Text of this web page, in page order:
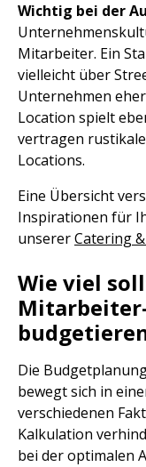
Wichtig bei der
Mitarbeiter. Ein
vielleicht über
Unternehmen
Location spielt
vertragen
Locations.
Eine Übersicht
Inspirationen für
unsererCatering
Wie viel
Die
bewegt sich in
verschiedenen
Kalkulation
bei der optimalen